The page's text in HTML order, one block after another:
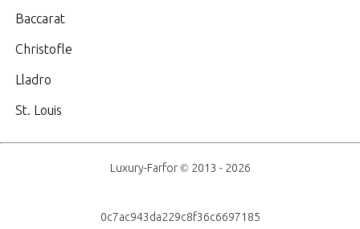
Baccarat
Christofle
Lladro
St. Louis
Luxury-Farfor © 2013 - 2026
0c7ac943da229c8f36c6697185